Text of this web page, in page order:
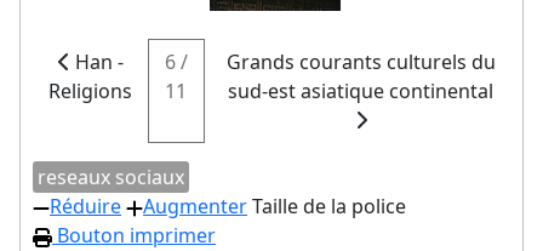
Han -
Religions
6 /
11
Grands courants culturels du
sud-est asiatique continental
reseaux sociaux
Réduire
AugmenterTaille de la police
Bouton imprimer